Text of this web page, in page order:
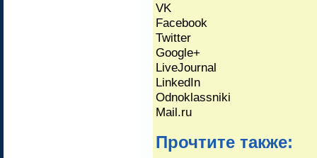
VK
Facebook
Twitter
Google+
LiveJournal
LinkedIn
Odnoklassniki
Mail.ru
Прочтите также: